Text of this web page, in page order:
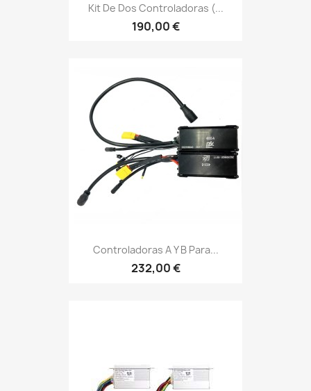
Kit De Dos Controladoras (...
190,00 €
Controladoras A Y B Para...
232,00 €